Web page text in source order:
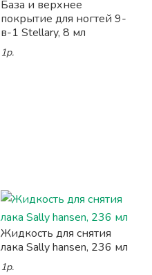
База и верхнее
покрытие для ногтей 9-
в-1 Stellary, 8 мл
1р.
Жидкость для снятия
лака Sally hansen, 236 мл
1р.